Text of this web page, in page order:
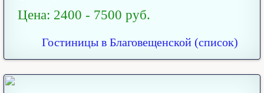
Цена: 2400 - 7500 руб.
Гостиницы в Благовещенской (список)